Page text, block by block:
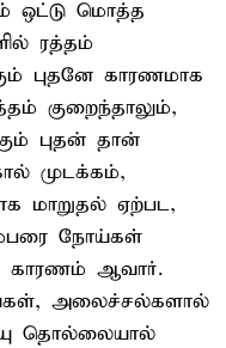
ஒட்டு மொத்த
ரத்தம்
புதனே காரணமாக
குறைந்தாலும்,
புதன் தான்
முடக்கம்,
மாறுதல் ஏற்பட,
நோய்கள்
காரணம் ஆவார்.
அலைச்சல்களால்
தொல்லையால்